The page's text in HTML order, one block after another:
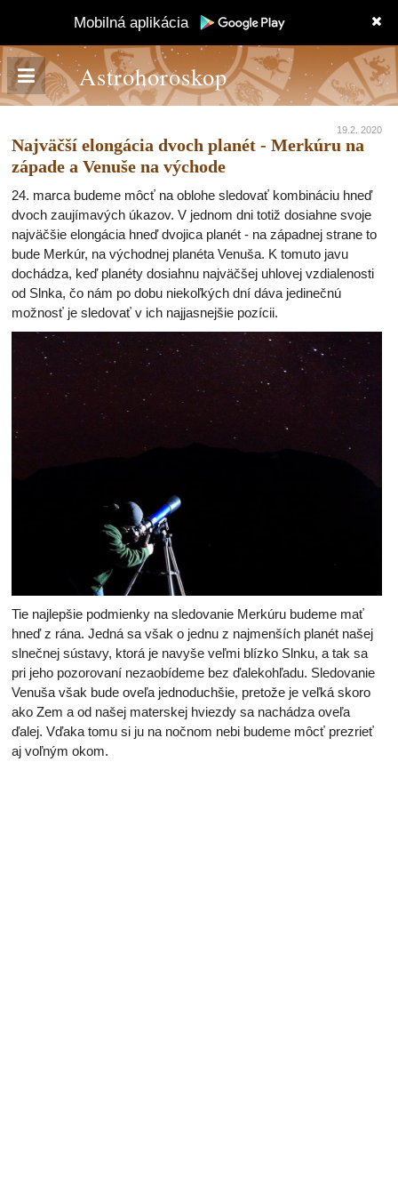
Mobilná aplikácia
Astrohoroskop
19.2. 2020
Najväčší elongácia dvoch planét - Merkúru na
západe a Venuše na východe
24. marca budeme môcť na oblohe sledovať kombináciu hneď
dvoch zaujímavých úkazov. V jednom dni totiž dosiahne svoje
najväčšie elongácia hneď dvojica planét - na západnej strane to
bude Merkúr, na východnej planéta Venuša. K tomuto javu
dochádza, keď planéty dosiahnu najväčšej uhlovej vzdialenosti
od Slnka, čo nám po dobu niekoľkých dní dáva jedinečnú
možnosť je sledovať v ich najjasnejšie pozícii.
Tie najlepšie podmienky na sledovanie Merkúru budeme mať
hneď z rána. Jedná sa však o jednu z najmenších planét našej
slnečnej sústavy, ktorá je navyše veľmi blízko Slnku, a tak sa
pri jeho pozorovaní nezaobídeme bez ďalekohľadu. Sledovanie
Venuša však bude oveľa jednoduchšie, pretože je veľká skoro
ako Zem a od našej materskej hviezdy sa nachádza oveľa
ďalej. Vďaka tomu si ju na nočnom nebi budeme môcť prezrieť
aj voľným okom.